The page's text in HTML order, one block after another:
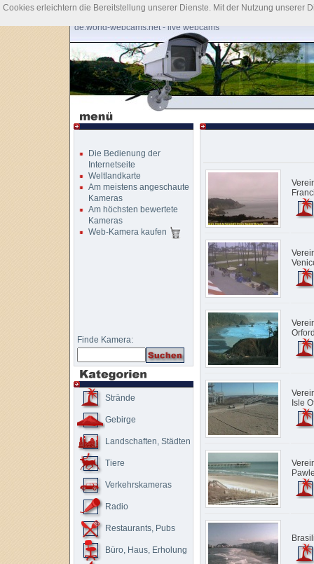
de.world-webcams.net - live webcams
Die Bedienung der
Internetseite
Weltlandkarte
Am meistens angeschaute
Kameras
Am höchsten bewertete
Kameras
Web-Kamera kaufen
Finde Kamera:
Strände
Gebirge
Landschaften, Städten
Tiere
Verkehrskameras
Radio
Restaurants, Pubs
Büro, Haus, Erholung
Isle
Cookies erleichtern die Bereitstellung unserer Dienste. Mit der Nutzung